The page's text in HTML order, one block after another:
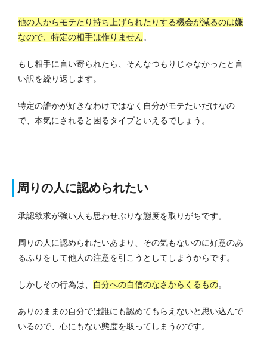
他の人からモテたり持ち上げられたりする機会が減るのは嫌
なので、特定の相手は作りません。
もし相手に言い寄られたら、そんなつもりじゃなかったと言
い訳を繰り返します。
特定の誰かが好きなわけではなく自分がモテたいだけなの
で、本気にされると困るタイプといえるでしょう。
周りの人に認められたい
承認欲求が強い人も思わせぶりな態度を取りがちです。
周りの人に認められたいあまり、その気もないのに好意のあ
るふりをして他人の注意を引こうとしてしまうからです。
しかしその行為は、 自分への自信のなさからくるもの。
ありのままの自分では誰にも認めてもらえないと思い込んで
いるので、心にもない態度を取ってしまうのです。